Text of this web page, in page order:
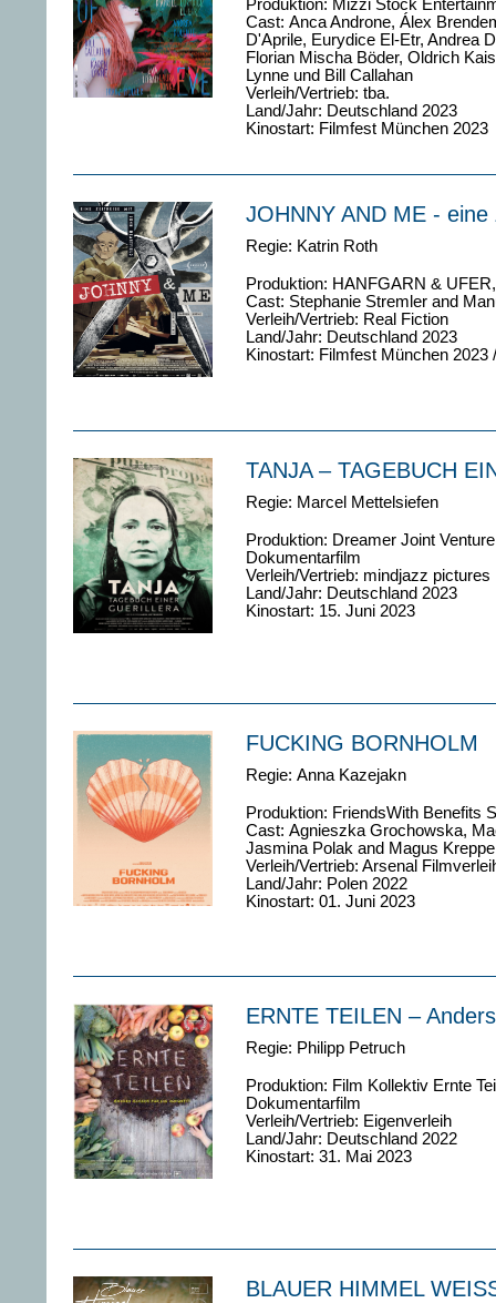
Produktion: Mizzi Stock
Cast: Anca Androne, Álex
D'Aprile, Eurydice El-Etr, Andrea
Florian Mischa Böder, Oldrich
Lynne und Bill Callahan
Verleih/Vertrieb: tba.
Land/Jahr: Deutschland 2023
Kinostart: Filmfest München 2023
JOHNNY AND ME -
Regie: Katrin Roth
Produktion: HANFGARN &
Cast: Stephanie Stremler and
Verleih/Vertrieb: Real Fiction
Land/Jahr: Deutschland 2023
Kinostart: Filmfest München 2023
TANJA – TAGEBUCH
Regie: Marcel Mettelsiefen
Produktion: Dreamer Joint Venture
Dokumentarfilm
Verleih/Vertrieb: mindjazz pictures
Land/Jahr: Deutschland 2023
Kinostart: 15. Juni 2023
FUCKING BORNHOLM
Regie: Anna Kazejakn
Produktion: FriendsWith Benefits
Cast: Agnieszka Grochowska,
Jasmina Polak and Magus
Verleih/Vertrieb: Arsenal
Land/Jahr: Polen 2022
Kinostart: 01. Juni 2023
ERNTE TEILEN –
Regie: Philipp Petruch
Produktion: Film Kollektiv Ernte
Dokumentarfilm
Verleih/Vertrieb: Eigenverleih
Land/Jahr: Deutschland 2022
Kinostart: 31. Mai 2023
BLAUER HIMMEL